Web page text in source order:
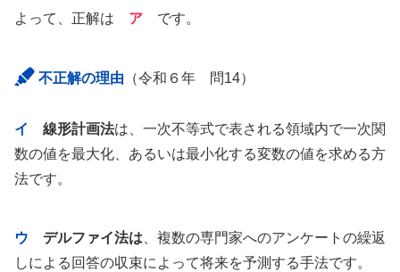
よって、正解は ア です。
不正解の理由 （令和６年 問14）
イ 線形計画法は、一次不等式で表される領域内で一次関
数の値を最大化、あるいは最小化する変数の値を求める方
法です。
ウ デルファイ法は、複数の専門家へのアンケートの繰返
しによる回答の収束によって将来を予測する手法です。